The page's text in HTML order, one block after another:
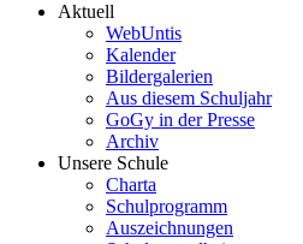
Aktuell
WebUntis
Kalender
Bildergalerien
Aus diesem Schuljahr
GoGy in der Presse
Archiv
Unsere Schule
Charta
Schulprogramm
Auszeichnungen